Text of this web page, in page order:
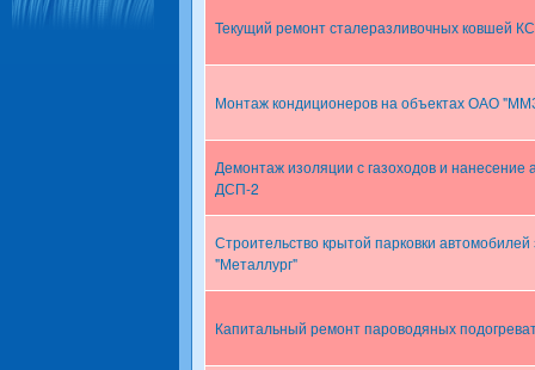
Текущий ремонт сталеразливочных ковшей
Монтаж кондиционеров на объектах ОАО
Демонтаж изоляции с газоходов и нанесение
ДСП-2
Строительство крытой парковки
"Металлург"
Капитальный ремонт пароводяных